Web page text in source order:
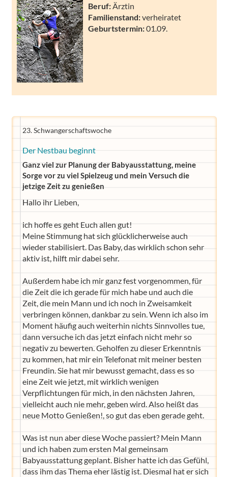
Beruf: Ärztin
Familienstand:verheiratet
Geburtstermin:01.09.
23. Schwangerschaftswoche
Der Nestbau beginnt
Ganz viel zur Planung der Babyausstattung, meine
Sorge vor zu viel Spielzeug und mein Versuch die
jetzige Zeit zu genießen
Hallo ihr Lieben,
ich hoffe es geht Euch allen gut!
Meine Stimmung hat sich glücklicherweise auch
wieder stabilisiert. Das Baby, das wirklich schon sehr
aktiv ist, hilft mir dabei sehr.
Außerdem habe ich mir ganz fest vorgenommen, für
die Zeit die ich gerade für mich habe und auch die
Zeit, die mein Mann und ich noch in Zweisamkeit
verbringen können, dankbar zu sein. Wenn ich also im
Moment häufig auch weiterhin nichts Sinnvolles tue,
dann versuche ich das jetzt einfach nicht mehr so
negativ zu bewerten. Geholfen zu dieser Erkenntnis
zu kommen, hat mir ein Telefonat mit meiner besten
Freundin. Sie hat mir bewusst gemacht, dass es so
eine Zeit wie jetzt, mit wirklich wenigen
Verpflichtungen für mich, in den nächsten Jahren,
vielleicht auch nie mehr, geben wird. Also heißt das
neue Motto Genießen!, so gut das eben gerade geht.
Was ist nun aber diese Woche passiert? Mein Mann
und ich haben zum ersten Mal gemeinsam
Babyausstattung geplant. Bisher hatte ich das Gefühl,
dass ihm das Thema eher lästig ist. Diesmal hat er sich